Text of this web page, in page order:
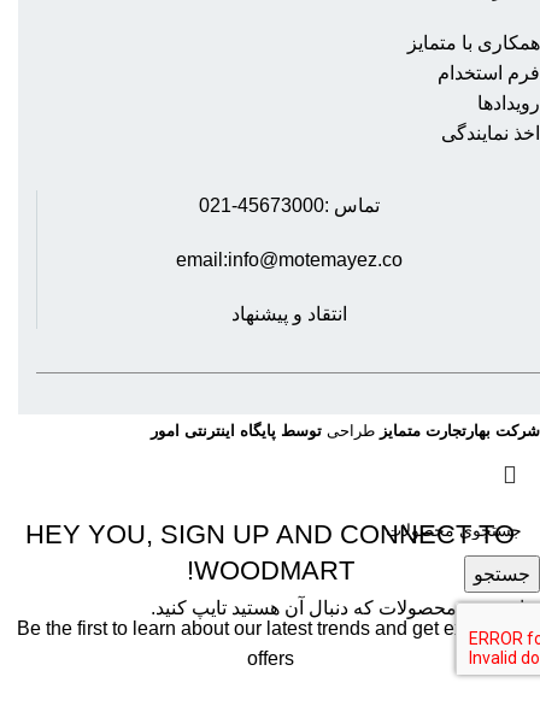
همکاری با متمایز
فرم استخدام
رویدادها
اخذ نمایندگی
تماس :45673000-021
email:info@motemayez.co
انتقاد و پیشنهاد
شرکت بهارتجارت متمایز طراحی توسط پایگاه اینترنتی امور
جستجو
برای دیدن محصولات که دنبال آن هستید تایپ کنید.
HEY YOU, SIGN UP AND CONNECT TO
WOODMART!
Be the first to learn about our latest trends and get exclusive
offers